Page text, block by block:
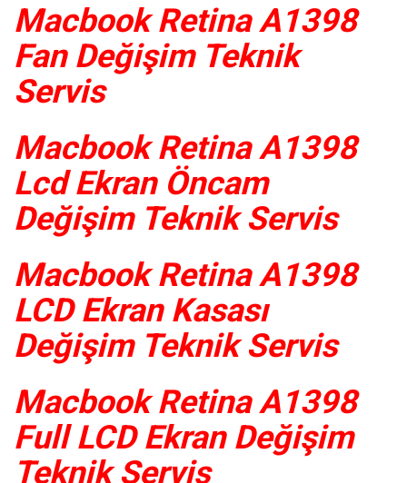
Macbook Retina A1398
Fan Değişim Teknik
Servis
Macbook Retina A1398
Lcd Ekran Öncam
Değişim Teknik Servis
Macbook Retina A1398
LCD Ekran Kasası
Değişim Teknik Servis
Macbook Retina A1398
Full LCD Ekran Değişim
Teknik Servis